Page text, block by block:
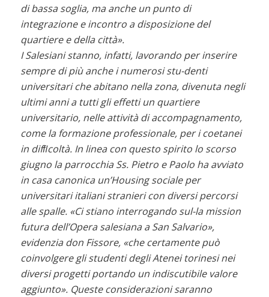
di bassa soglia, ma anche un punto di
integrazione e incontro a disposizione del
quartiere e della città».
I Salesiani stanno, infatti, lavorando per inserire
sempre di più anche i numerosi stu-denti
universitari che abitano nella zona, divenuta negli
ultimi anni a tutti gli effetti un quartiere
universitario, nelle attività di accompagnamento,
come la formazione professionale, per i coetanei
in difﬁcoltà. In linea con questo spirito lo scorso
giugno la parrocchia Ss. Pietro e Paolo ha avviato
in casa canonica un’Housing sociale per
universitari italiani stranieri con diversi percorsi
alle spalle. «Ci stiano interrogando sul-la mission
futura dell’Opera salesiana a San Salvario»,
evidenzia don Fissore, «che certamente può
coinvolgere gli studenti degli Atenei torinesi nei
diversi progetti portando un indiscutibile valore
aggiunto». Queste considerazioni saranno